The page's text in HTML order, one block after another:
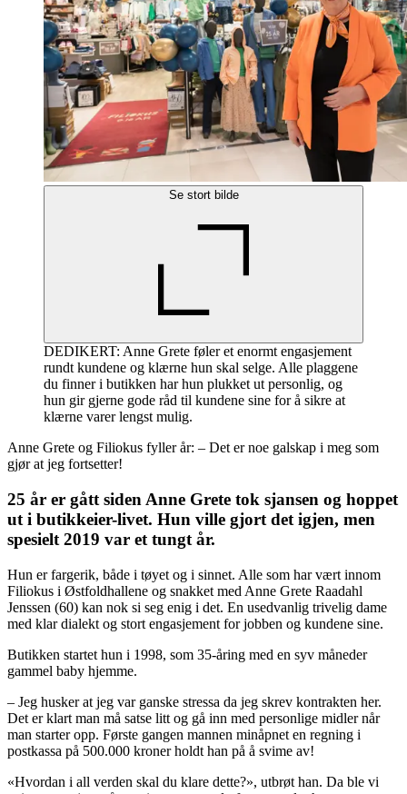
Se stort bilde
DEDIKERT: Anne Grete føler et enormt engasjement
rundt kundene og klærne hun skal selge. Alle plaggene
du finner i butikken har hun plukket ut personlig, og
hun gir gjerne gode råd til kundene sine for å sikre at
klærne varer lengst mulig.
Anne Grete og Filiokus fyller år: – Det er noe galskap i meg som
gjør at jeg fortsetter!
25 år er gått siden Anne Grete tok sjansen og hoppet
ut i butikkeier-livet. Hun ville gjort det igjen, men
spesielt 2019 var et tungt år.
Hun er fargerik, både i tøyet og i sinnet. Alle som har vært innom
Filiokus i Østfoldhallene og snakket med Anne Grete Raadahl
Jenssen (60) kan nok si seg enig i det. En usedvanlig trivelig dame
med klar dialekt og stort engasjement for jobben og kundene sine.
Butikken startet hun i 1998, som 35-åring med en syv måneder
gammel baby hjemme.
– Jeg husker at jeg var ganske stressa da jeg skrev kontrakten her.
Det er klart man må satse litt og gå inn med personlige midler når
man starter opp. Første gangen mannen minåpnet en regning i
postkassa på 500.000 kroner holdt han på å svime av!
«Hvordan i all verden skal du klare dette?», utbrøt han. Da ble vi